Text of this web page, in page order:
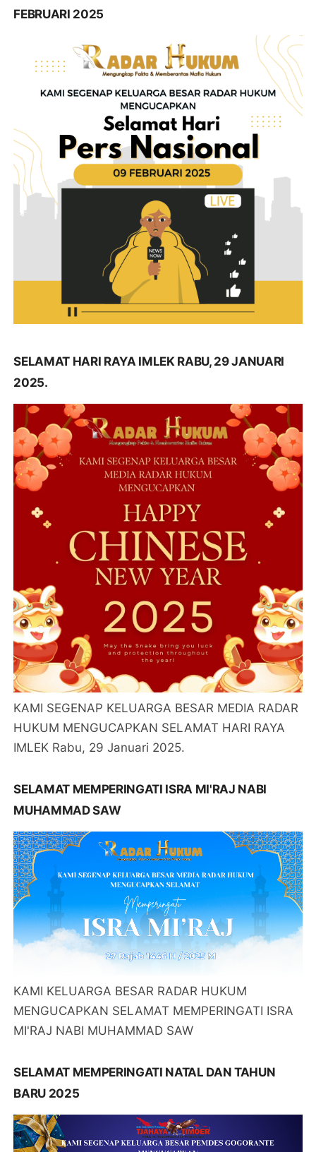
FEBRUARI 2025
SELAMAT HARI RAYA IMLEK RABU, 29 JANUARI
2025.
KAMI SEGENAP KELUARGA BESAR MEDIA RADAR
HUKUM MENGUCAPKAN SELAMAT HARI RAYA
IMLEK Rabu, 29 Januari 2025.
SELAMAT MEMPERINGATI ISRA MI'RAJ NABI
MUHAMMAD SAW
KAMI KELUARGA BESAR RADAR HUKUM
MENGUCAPKAN SELAMAT MEMPERINGATI ISRA
MI'RAJ NABI MUHAMMAD SAW
SELAMAT MEMPERINGATI NATAL DAN TAHUN
BARU 2025